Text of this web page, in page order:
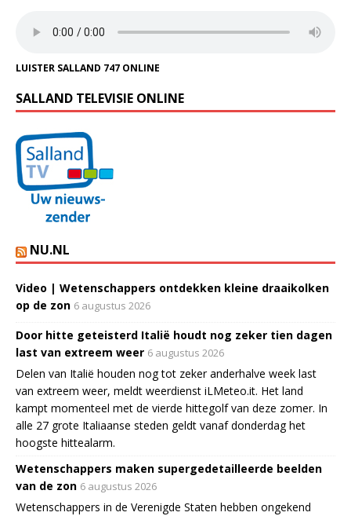
LUISTER SALLAND 747 ONLINE
SALLAND TELEVISIE ONLINE
NU.NL
Video | Wetenschappers ontdekken kleine draaikolken
op de zon 6 augustus 2026
Door hitte geteisterd Italië houdt nog zeker tien dagen
last van extreem weer 6 augustus 2026
Delen van Italië houden nog tot zeker anderhalve week last
van extreem weer, meldt weerdienst iLMeteo.it. Het land
kampt momenteel met de vierde hittegolf van deze zomer. In
alle 27 grote Italiaanse steden geldt vanaf donderdag het
hoogste hittealarm.
Wetenschappers maken supergedetailleerde beelden
van de zon 6 augustus 2026
Wetenschappers in de Verenigde Staten hebben ongekend